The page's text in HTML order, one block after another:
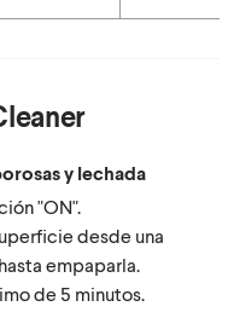
y lechada
"ON".
desde una
empaparla.
de 5 minutos.